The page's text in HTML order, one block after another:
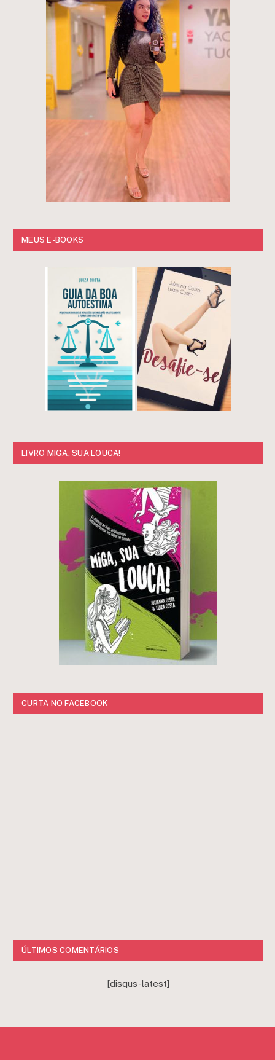
MEUS E-BOOKS
LIVRO MIGA, SUA LOUCA!
CURTA NO FACEBOOK
ÚLTIMOS COMENTÁRIOS
[disqus-latest]